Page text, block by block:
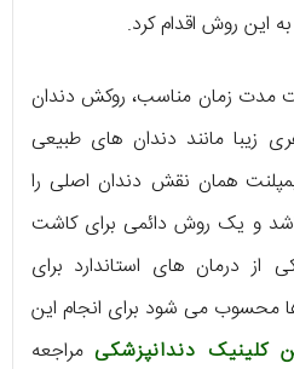
این روش اقدام کرد.
مدت زمان مناسب، روکش دندان
زیبا مانند دندان های طبیعی
همان نقش دندان اصلی را
و یک روش دائمی برای کاشت
درمان های استاندارد برای
محسوب می شود برای انجام این
کلینیک دندانپزشکی مراجعه